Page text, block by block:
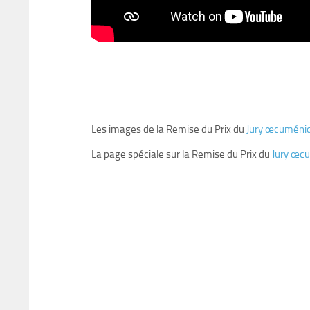
Les images de la Remise du Prix du Jury
La page spéciale sur la Remise du Prix du Jury